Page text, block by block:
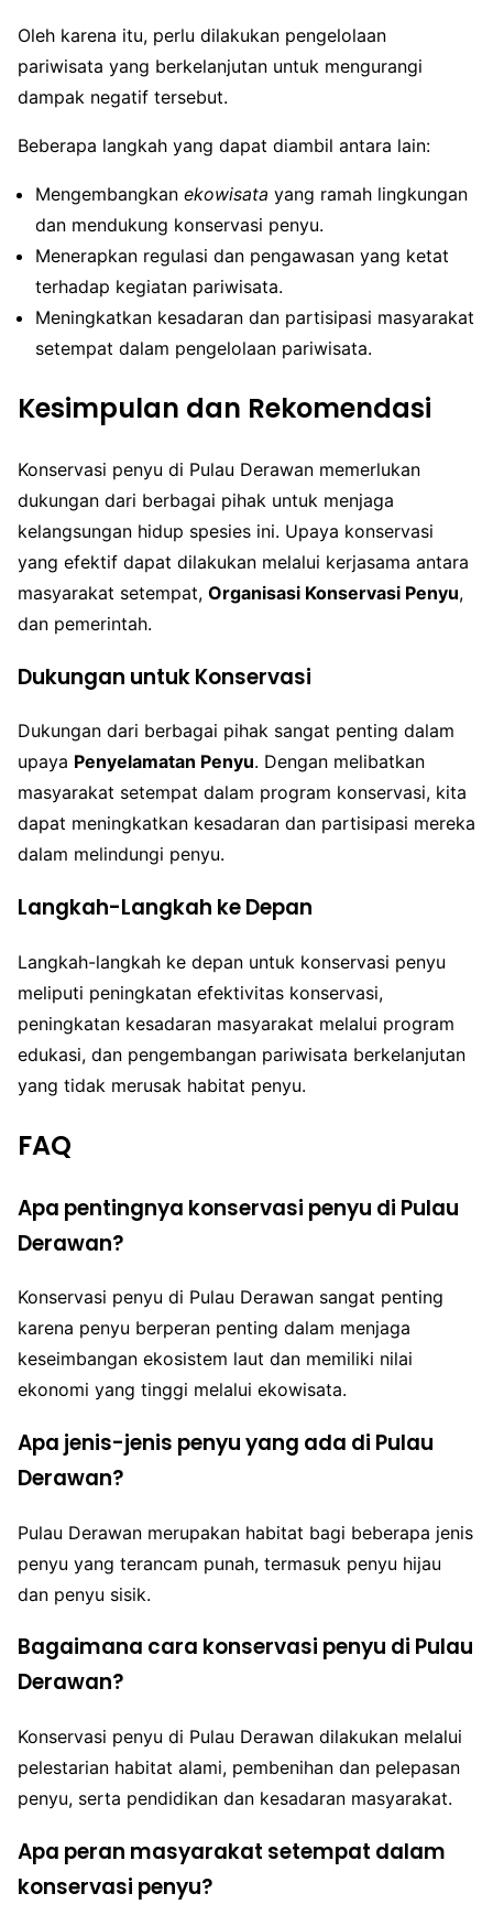
Oleh karena itu, perlu dilakukan pengelolaan
pariwisata yang berkelanjutan untuk mengurangi
dampak negatif tersebut.
Beberapa langkah yang dapat diambil antara lain:
Mengembangkan ekowisata yang ramah lingkungan
dan mendukung konservasi penyu.
Menerapkan regulasi dan pengawasan yang ketat
terhadap kegiatan pariwisata.
Meningkatkan kesadaran dan partisipasi masyarakat
setempat dalam pengelolaan pariwisata.
Kesimpulan dan Rekomendasi
Konservasi penyu di Pulau Derawan memerlukan
dukungan dari berbagai pihak untuk menjaga
kelangsungan hidup spesies ini. Upaya konservasi
yang efektif dapat dilakukan melalui kerjasama antara
masyarakat setempat, Organisasi Konservasi Penyu,
dan pemerintah.
Dukungan untuk Konservasi
Dukungan dari berbagai pihak sangat penting dalam
upaya Penyelamatan Penyu. Dengan melibatkan
masyarakat setempat dalam program konservasi, kita
dapat meningkatkan kesadaran dan partisipasi mereka
dalam melindungi penyu.
Langkah-Langkah ke Depan
Langkah-langkah ke depan untuk konservasi penyu
meliputi peningkatan efektivitas konservasi,
peningkatan kesadaran masyarakat melalui program
edukasi, dan pengembangan pariwisata berkelanjutan
yang tidak merusak habitat penyu.
FAQ
Apa pentingnya konservasi penyu di Pulau
Derawan?
Konservasi penyu di Pulau Derawan sangat penting
karena penyu berperan penting dalam menjaga
keseimbangan ekosistem laut dan memiliki nilai
ekonomi yang tinggi melalui ekowisata.
Apa jenis-jenis penyu yang ada di Pulau
Derawan?
Pulau Derawan merupakan habitat bagi beberapa jenis
penyu yang terancam punah, termasuk penyu hijau
dan penyu sisik.
Bagaimana cara konservasi penyu di Pulau
Derawan?
Konservasi penyu di Pulau Derawan dilakukan melalui
pelestarian habitat alami, pembenihan dan pelepasan
penyu, serta pendidikan dan kesadaran masyarakat.
Apa peran masyarakat setempat dalam
konservasi penyu?